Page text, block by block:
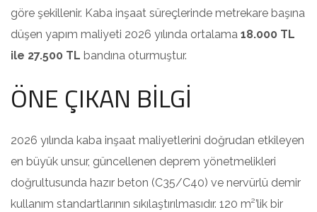
göre şekillenir. Kaba inşaat süreçlerinde metrekare başına
düşen yapım maliyeti 2026 yılında ortalama 18.000 TL
ile 27.500 TL bandına oturmuştur.
ÖNE ÇIKAN BİLGİ
2026 yılında kaba inşaat maliyetlerini doğrudan etkileyen
en büyük unsur, güncellenen deprem yönetmelikleri
doğrultusunda hazır beton (C35/C40) ve nervürlü demir
kullanım standartlarının sıkılaştırılmasıdır. 120 m²’lik bir